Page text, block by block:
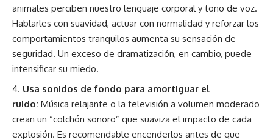
animales perciben nuestro lenguaje corporal y tono de voz.
Hablarles con suavidad, actuar con normalidad y reforzar los
comportamientos tranquilos aumenta su sensación de
seguridad. Un exceso de dramatización, en cambio, puede
intensificar su miedo.
Usa sonidos de fondo para amortiguar el
ruido: Música relajante o la televisión a volumen moderado
crean un “colchón sonoro” que suaviza el impacto de cada
explosión. Es recomendable encenderlos antes de que